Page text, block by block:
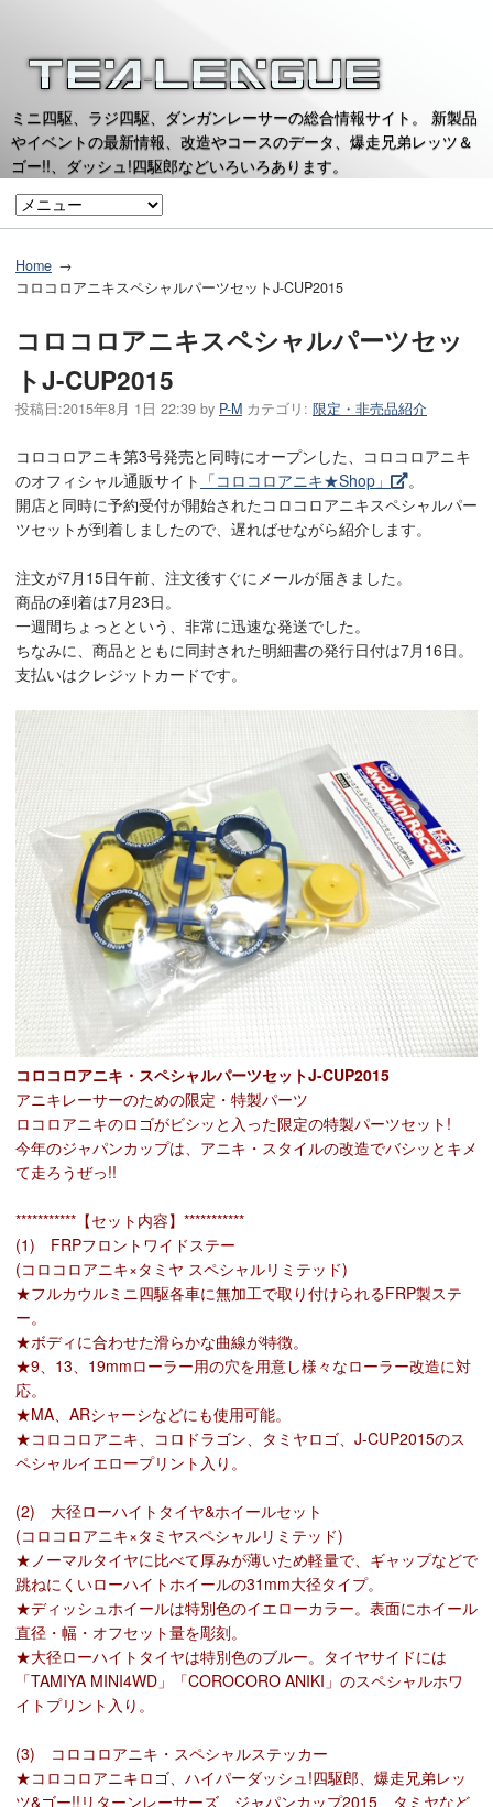
ミニ四駆、ラジ四駆、ダンガンレーサーの総合情報サイト。 新製品
やイベントの最新情報、改造やコースのデータ、爆走兄弟レッツ＆
ゴー!!、ダッシュ!四駆郎などいろいろあります。
Home
コロコロアニキスペシャルパーツセットJ-CUP2015
コロコロアニキスペシャルパーツセッ
トJ-CUP2015
投稿日:2015年8月 1日 22:39 by P-M カテゴリ: 限定・非売品紹介
コロコロアニキ第3号発売と同時にオープンした、コロコロアニキ
のオフィシャル通販サイト 「コロコロアニキ★Shop」
。
開店と同時に予約受付が開始されたコロコロアニキスペシャルパー
ツセットが到着しましたので、遅ればせながら紹介します。
注文が7月15日午前、注文後すぐにメールが届きました。
商品の到着は7月23日。
一週間ちょっとという、非常に迅速な発送でした。
ちなみに、商品とともに同封された明細書の発行日付は7月16日。
支払いはクレジットカードです。
コロコロアニキ・スペシャルパーツセットJ-CUP2015
アニキレーサーのための限定・特製パーツ
ロコロアニキのロゴがビシッと入った限定の特製パーツセット!
今年のジャパンカップは、アニキ・スタイルの改造でバシッとキメ
て走ろうぜっ!!
***********【セット内容】***********
(1) FRPフロントワイドステー
(コロコロアニキ×タミヤ スペシャルリミテッド)
★フルカウルミニ四駆各車に無加工で取り付けられるFRP製ステ
ー。
★ボディに合わせた滑らかな曲線が特徴。
★9、13、19mmローラー用の穴を用意し様々なローラー改造に対
応。
★MA、ARシャーシなどにも使用可能。
★コロコロアニキ、コロドラゴン、タミヤロゴ、J-CUP2015のス
ペシャルイエロープリント入り。
(2) 大径ローハイトタイヤ&ホイールセット
(コロコロアニキ×タミヤスペシャルリミテッド)
★ノーマルタイヤに比べて厚みが薄いため軽量で、ギャップなどで
跳ねにくいローハイトホイールの31mm大径タイプ。
★ディッシュホイールは特別色のイエローカラー。表面にホイール
直径・幅・オフセット量を彫刻。
★大径ローハイトタイヤは特別色のブルー。タイヤサイドには
「TAMIYA MINI4WD」「COROCORO ANIKI」のスペシャルホワ
イトプリント入り。
(3) コロコロアニキ・スペシャルステッカー
★コロコロアニキロゴ、ハイパーダッシュ!四駆郎、爆走兄弟レッ
ツ&ゴー!!リターンレーサーズ、ジャパンカップ2015、タミヤなど